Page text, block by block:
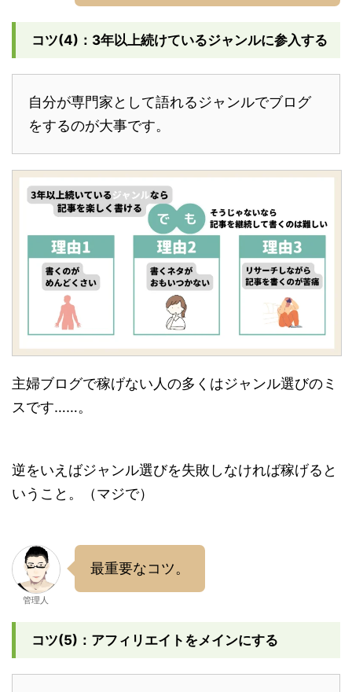
コツ(4)：3年以上続けているジャンルに参入する
自分が専門家として語れるジャンルでブログ
をするのが大事です。
主婦ブログで稼げない人の多くはジャンル選びのミ
スです……。
逆をいえばジャンル選びを失敗しなければ稼げると
いうこと。（マジで）
管理人
最重要なコツ。
コツ(5)：アフィリエイトをメインにする